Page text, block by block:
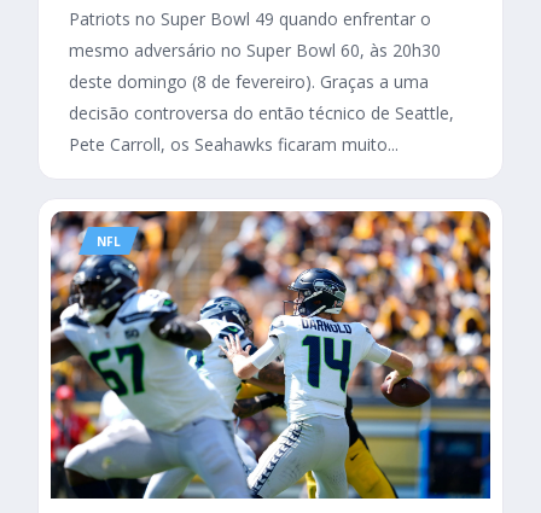
Patriots no Super Bowl 49 quando enfrentar o
mesmo adversário no Super Bowl 60, às 20h30
deste domingo (8 de fevereiro). Graças a uma
decisão controversa do então técnico de Seattle,
Pete Carroll, os Seahawks ficaram muito...
NFL